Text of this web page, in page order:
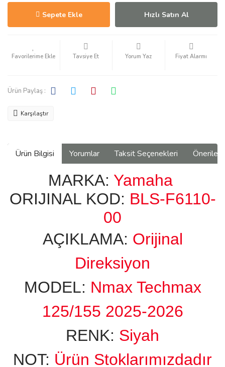
Sepete Ekle Hızlı Satın Al
Tavsiye Et Yorum Yaz Fiyat Alarmı
Ürün Paylaş :
Karşılaştır
Ürün Bilgisi Yorumlar Taksit Seçenekleri
MARKA: Yamaha
ORIJINAL KOD: BLS-F6110-
00
AÇIKLAMA: Orijinal
Direksiyon
MODEL: Nmax Techmax
125/155 2025-2026
RENK: Siyah
NOT: Ürün Stoklarımızdadır